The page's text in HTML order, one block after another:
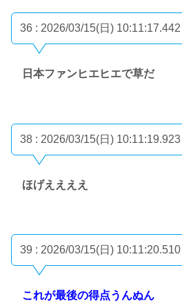
36 : 2026/03/15(日) 10:11:17.442
日本ファンヒエヒエで草だ
38 : 2026/03/15(日) 10:11:19.923
ほげええええ
39 : 2026/03/15(日) 10:11:20.510
これが最後の得点うんぬん